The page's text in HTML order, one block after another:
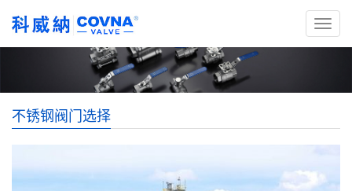
不锈钢阀门选择